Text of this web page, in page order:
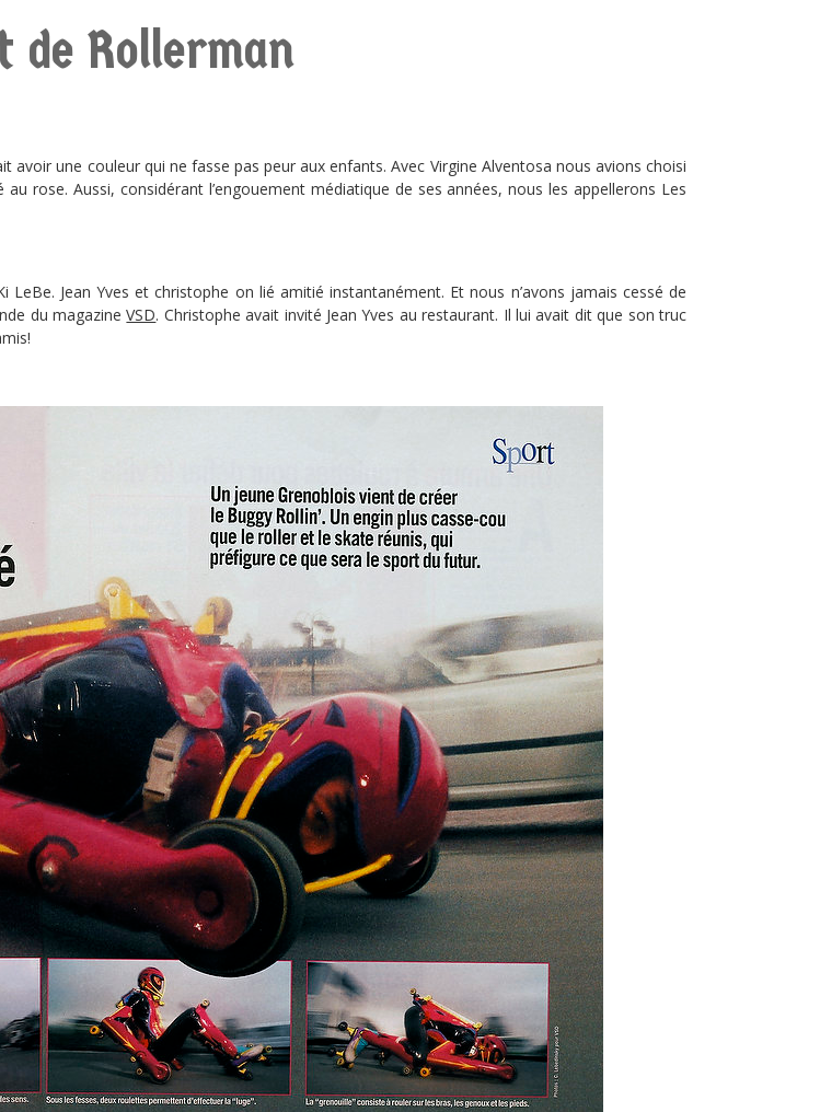
de Rollerman
avoir une couleur qui ne fasse pas peur aux enfants. Avec Virgine Alventosa nous avions choisi
rose. Aussi, considérant l’engouement médiatique de ses années, nous les appellerons Les
LeBe. Jean Yves et christophe on lié amitié instantanément. Et nous n’avons jamais cessé de
du magazineVSD. Christophe avait invité Jean Yves au restaurant. Il lui avait dit que son truc